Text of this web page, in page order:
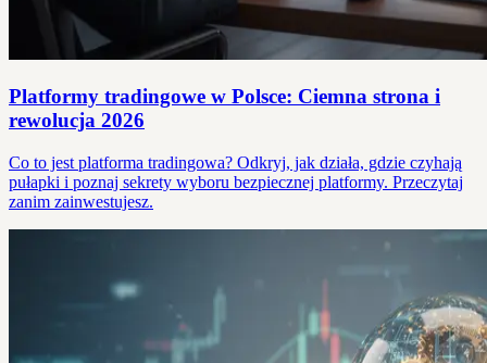
Platformy tradingowe w Polsce: Ciemna strona i
rewolucja 2026
Co to jest platforma tradingowa? Odkryj, jak działa, gdzie czyhają
pułapki i poznaj sekrety wyboru bezpiecznej platformy. Przeczytaj
zanim zainwestujesz.